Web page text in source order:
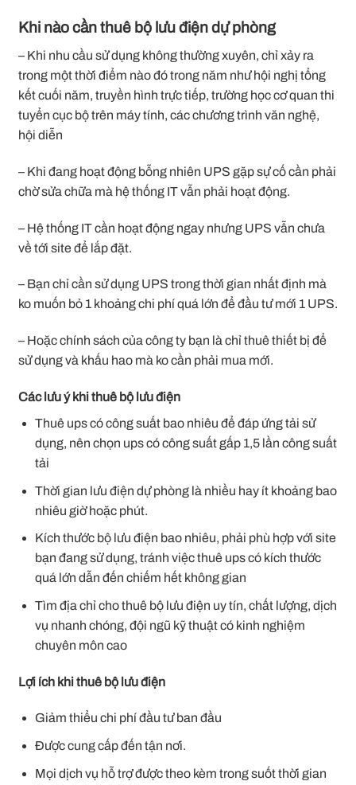
Khi nào cần thuê bộ lưu điện dự phòng
– Khi nhu cầu sử dụng không thường xuyên, chỉ xảy ra
trong một thời điểm nào đó trong năm như hội nghị tổng
kết cuối năm, truyền hình trực tiếp, trường học cơ quan thi
tuyển cục bộ trên máy tính, các chương trình văn nghệ,
hội diễn
– Khi đang hoạt động bỗng nhiên UPS gặp sự cố cần phải
chờ sửa chữa mà hệ thống IT vẫn phải hoạt động.
– Hệ thống IT cần hoạt động ngay nhưng UPS vẫn chưa
về tới site để lắp đặt.
– Bạn chỉ cần sử dụng UPS trong thời gian nhất định mà
ko muốn bỏ 1 khoảng chi phí quá lớn để đầu tư mới 1 UPS.
– Hoặc chính sách của công ty bạn là chỉ thuê thiết bị để
sử dụng và khấu hao mà ko cần phải mua mới.
Các lưu ý khi thuê bộ lưu điện
Thuê ups có công suất bao nhiêu để đáp ứng tải sử
dụng, nên chọn ups có công suất gấp 1,5 lần công suất
tải
Thời gian lưu điện dự phòng là nhiều hay ít khoảng bao
nhiêu giờ hoặc phút.
Kích thước bộ lưu điện bao nhiêu, phải phù hợp với site
bạn đang sử dụng, tránh việc thuê ups có kích thước
quá lớn dẫn đến chiếm hết không gian
Tìm địa chỉ cho thuê bộ lưu điện uy tín, chất lượng, dịch
vụ nhanh chóng, đội ngũ kỹ thuật có kinh nghiệm
chuyên môn cao
Lợi ích khi thuê bộ lưu điện
Giảm thiểu chi phí đầu tư ban đầu
Được cung cấp đến tận nơi.
Mọi dịch vụ hỗ trợ được theo kèm trong suốt thời gian